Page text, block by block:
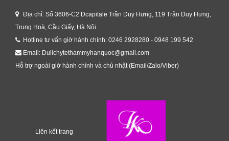
Địa chỉ: Số 3606-C2 Dcapitale Trần Duy Hưng, 119 Trần Duy Hưng,
Trung Hoà, Cầu Giấy, Hà Nội
Hotline tư vấn giờ hành chính: 0246 2928280 - 0948 199 542
Email: Dulichytethammyhanquoc@gmail.com
Hỗ trợ ngoài giờ hành chính và chủ nhật (Email/Zalo/Viber)
Liên kết trang